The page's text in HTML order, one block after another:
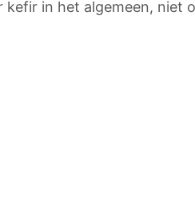
in het algemeen, niet